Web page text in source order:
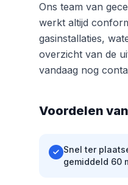
Ons team van
werkt altijd
gasinstallaties,
overzicht van de
vandaag nog
Voordelen
Snel ter
gemiddeld 60